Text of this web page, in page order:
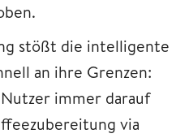
stößt die intelligente
an ihre Grenzen:
immer darauf
via